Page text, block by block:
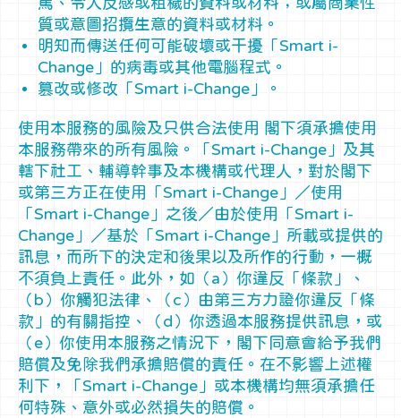
質或意圖招攬生意的資料或材料。
明知而傳送任何可能破壞或干擾「Smart i-
Change」的病毒或其他電腦程式。
篡改或修改「Smart i-Change」。
使用本服務的風險及只供合法使用 閣下須承擔使用
本服務帶來的所有風險。「Smart i-Change」及其
轄下社工、輔導幹事及本機構或代理人，對於閣下
或第三方正在使用「Smart i-Change」／使用
「Smart i-Change」之後／由於使用「Smart i-
Change」／基於「Smart i-Change」所載或提供的
訊息，而所下的決定和後果以及所作的行動，一概
不須負上責任。此外，如（a）你違反「條款」、
（b）你觸犯法律、（c）由第三方力證你違反「條
款」的有關指控、（d）你透過本服務提供訊息，或
（e）你使用本服務之情況下，閣下同意會給予我們
賠償及免除我們承擔賠償的責任。在不影響上述權
利下，「Smart i-Change」或本機構均無須承擔任
何特殊、意外或必然損失的賠償。